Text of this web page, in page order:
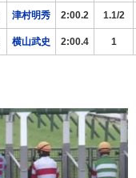
津村明秀 2:00.2 1.1/2
横山武史 2:00.4 1